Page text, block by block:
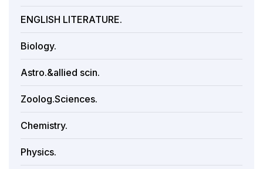
ENGLISH LITERATURE.
Biology.
Astro.&allied scin.
Zoolog.Sciences.
Chemistry.
Physics.